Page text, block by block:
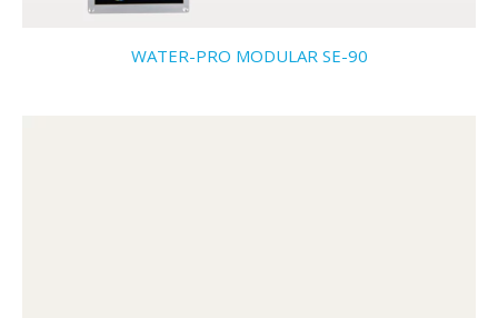
WATER-PRO MODULAR SE-90